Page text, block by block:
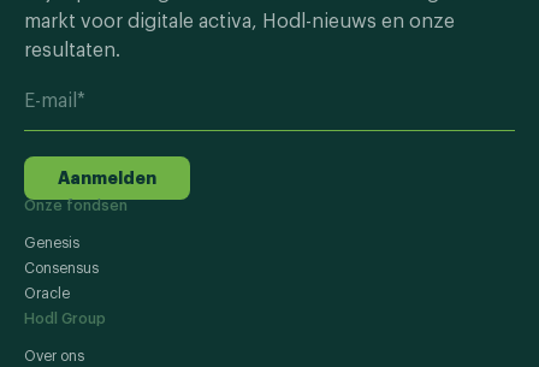
markt voor digitale activa, Hodl-nieuws en onze
resultaten.
Aanmelden
Onze fondsen
Genesis
Consensus
Oracle
Hodl Group
Over ons